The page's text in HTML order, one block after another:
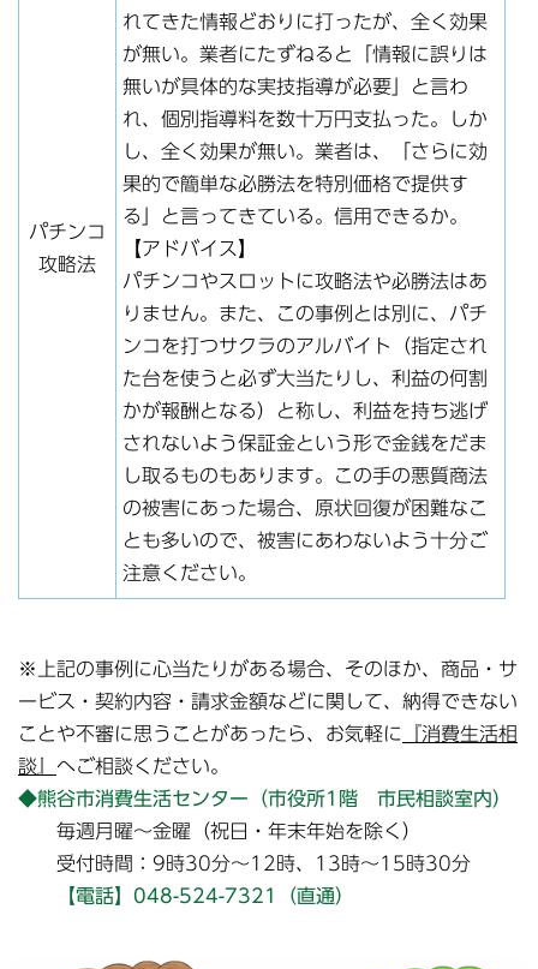
パチンコ
攻略法
れてきた情報どおりに打ったが、全く効果
が無い。業者にたずねると「情報に誤りは
無いが具体的な実技指導が必要」と言わ
れ、個別指導料を数十万円支払った。しか
し、全く効果が無い。業者は、「さらに効
果的で簡単な必勝法を特別価格で提供す
る」と言ってきている。信用できるか。
【アドバイス】
パチンコやスロットに攻略法や必勝法はあ
りません。また、この事例とは別に、パチ
ンコを打つサクラのアルバイト（指定され
た台を使うと必ず大当たりし、利益の何割
かが報酬となる）と称し、利益を持ち逃げ
されないよう保証金という形で金銭をだま
し取るものもあります。この手の悪質商法
の被害にあった場合、原状回復が困難なこ
とも多いので、被害にあわないよう十分ご
注意ください。
※上記の事例に心当たりがある場合、そのほか、商品・サ
ービス・契約内容・請求金額などに関して、納得できない
ことや不審に思うことがあったら、お気軽に
『消費生活相
談』 へご相談ください。
◆熊谷市消費生活センター（市役所1階 市民相談室内）
毎週月曜～金曜（祝日・年末年始を除く）
受付時間：9時30分～12時、13時～15時30分
【電話】048-524-7321（直通）